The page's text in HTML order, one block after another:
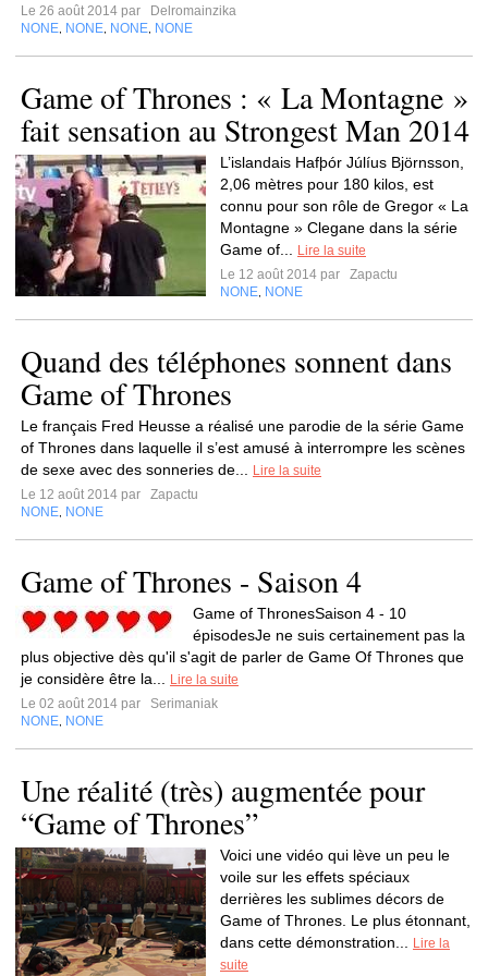
Le 26 août 2014 par
Delromainzika
NONE NONE NONE NONE
Game of Thrones : « La Montagne »
fait sensation au Strongest Man 2014
L’islandais Hafþór Júlíus Björnsson,
2,06 mètres pour 180 kilos, est
connu pour son rôle de Gregor « La
Montagne » Clegane dans la série
Game of...
Lire la suite
Le 12 août 2014 par
Zapactu
NONE NONE
Quand des téléphones sonnent dans
Game of Thrones
Le français Fred Heusse a réalisé une parodie de la série Game
of Thrones dans laquelle il s’est amusé à interrompre les scènes
de sexe avec des sonneries de...
Lire la suite
Le 12 août 2014 par
Zapactu
NONE NONE
Game of Thrones - Saison 4
Game of ThronesSaison 4 - 10
épisodesJe ne suis certainement pas la
plus objective dès qu'il s'agit de parler de Game Of Thrones que
je considère être la...
Lire la suite
Le 02 août 2014 par
Serimaniak
NONE NONE
Une réalité (très) augmentée pour
“Game of Thrones”
Voici une vidéo qui lève un peu le
voile sur les effets spéciaux
derrières les sublimes décors de
Game of Thrones. Le plus étonnant,
dans cette démonstration...
Lire la
suite